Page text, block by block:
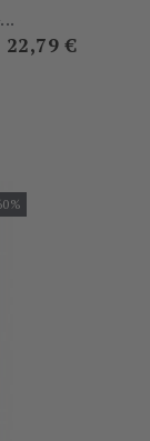
Prezzo
22,79 €